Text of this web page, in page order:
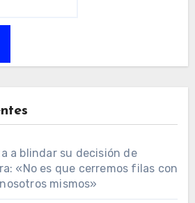
a blindar su decisión de
«No es que cerremos filas con
mismos»